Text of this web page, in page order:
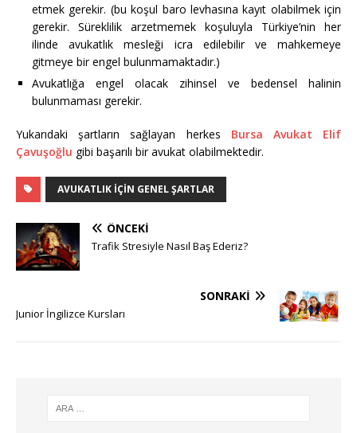
etmek gerekir. (bu koşul baro levhasına kayıt olabilmek için
gerekir. Süreklilik arzetmemek koşuluyla Türkiye’nin her
ilinde avukatlık mesleği icra edilebilir ve mahkemeye
gitmeye bir engel bulunmamaktadır.)
Avukatlığa engel olacak zihinsel ve bedensel halinin
bulunmaması gerekir.
Yukarıdaki şartların sağlayan herkes Bursa Avukat Elif
Çavuşoğlu gibi başarılı bir avukat olabilmektedir.
AVUKATLIK İÇIN GENEL ŞARTLAR
ÖNCEKI
Trafik Stresiyle Nasıl Baş Ederiz?
SONRAKI
Junior İngilizce Kursları